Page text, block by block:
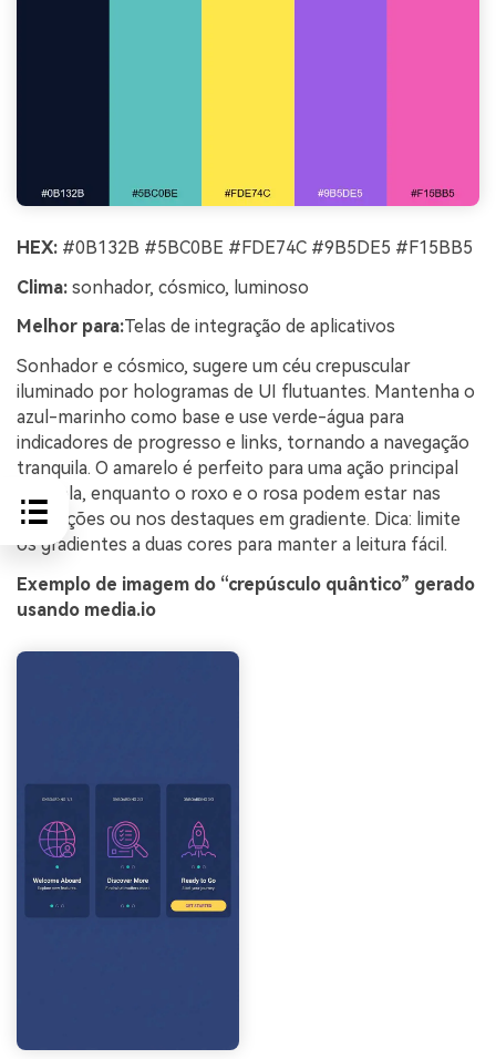
HEX: #0B132B #5BC0BE #FDE74C #9B5DE5 #F15BB5
Clima: sonhador, cósmico, luminoso
Melhor para:Telas de integração de aplicativos
Sonhador e cósmico, sugere um céu crepuscular
iluminado por hologramas de UI flutuantes. Mantenha o
azul-marinho como base e use verde-água para
indicadores de progresso e links, tornando a navegação
tranquila. O amarelo é perfeito para uma ação principal
por tela, enquanto o roxo e o rosa podem estar nas
ilustrações ou nos destaques em gradiente. Dica: limite
os gradientes a duas cores para manter a leitura fácil.
Exemplo de imagem do “crepúsculo quântico” gerado
usando media.io